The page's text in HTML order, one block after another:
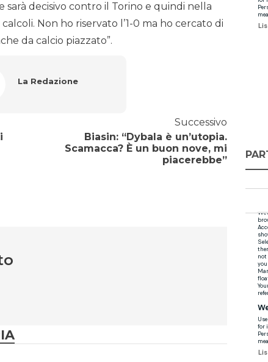
sarà decisivo contro il Torino e quindi nella
Non ho riservato l’1-0 ma ho cercato di
da calcio piazzato”.
La Redazione
Successivo
Biasin: “Dybala è un’utopia.
Scamacca? È un buon nove, mi
piacerebbe”